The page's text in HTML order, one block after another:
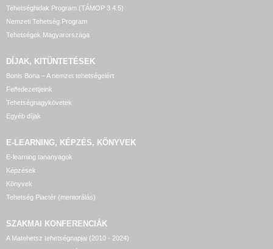
Tehetséghidak Program (TÁMOP 3.4.5)
Nemzeti Tehetség Program
Tehetségek Magyarországa
DÍJAK, KITÜNTETÉSEK
Bonis Bona – A nemzet tehetségeiért
Felfedezettjeink
Tehetségnagykövetek
Egyéb díjak
E-LEARNING, KÉPZÉS, KÖNYVEK
E-learning tananyagok
Képzések
Könyvek
Tehetség Piactér (mentorálás)
SZAKMAI KONFERENCIÁK
A Matehetsz tehetségnapjai (2010 - 2024)